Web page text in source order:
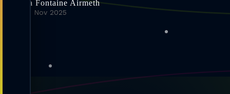
La Fontaine Airmeth
23 Nov 2025